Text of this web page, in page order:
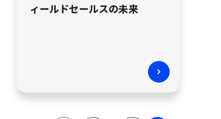
ィールドセールスの未来